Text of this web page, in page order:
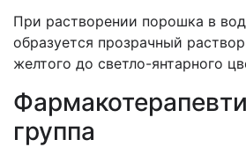
При растворении порошка в
образуется прозрачный
желтого до светло-янтарного
группа